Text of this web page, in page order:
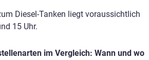
Diesel-Tanken liegt voraussichtlich
15 Uhr.
im Vergleich: Wann und wo